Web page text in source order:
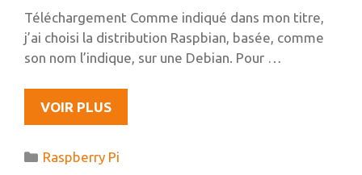
Téléchargement Comme indiqué dans mon titre,
j’ai choisi la distribution Raspbian, basée, comme
son nom l’indique, sur une Debian. Pour …
VOIR PLUSINSTALLATION
DE
SUR
Catégories
Raspberry Pi